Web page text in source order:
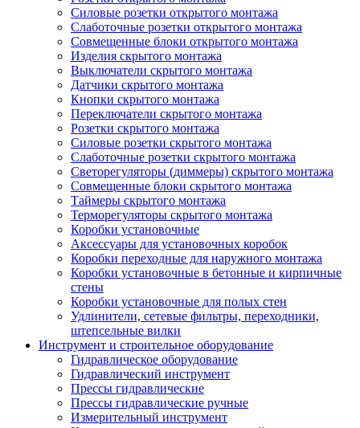
Силовые розетки открытого монтажа
Слаботочные розетки открытого монтажа
Совмещенные блоки открытого монтажа
Изделия скрытого монтажа
Выключатели скрытого монтажа
Датчики скрытого монтажа
Кнопки скрытого монтажа
Переключатели скрытого монтажа
Розетки скрытого монтажа
Силовые розетки скрытого монтажа
Слаботочные розетки скрытого монтажа
Светорегуляторы (диммеры) скрытого монтажа
Совмещенные блоки скрытого монтажа
Таймеры скрытого монтажа
Терморегуляторы скрытого монтажа
Коробки установочные
Аксессуары для установочных коробок
Коробки переходные для наружного монтажа
Коробки установочные в бетонные и кирпичные
стены
Коробки установочные для полых стен
Удлинители, сетевые фильтры, переходники,
штепсельные вилки
Инструмент и строительное оборудование
Гидравлическое оборудование
Гидравлический инструмент
Прессы гидравлические
Прессы гидравлические ручные
Измерительный инструмент